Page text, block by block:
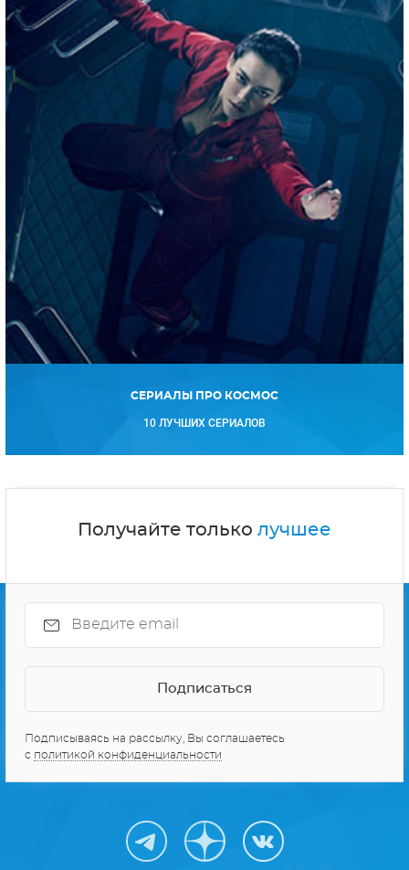
СЕРИАЛЫ ПРО КОСМОС
10 ЛУЧШИХ СЕРИАЛОВ
Получайте только лучшее
Подписываясь на рассылку, Вы соглашаетесь
с политикой конфиденциальности